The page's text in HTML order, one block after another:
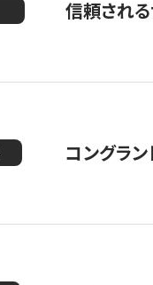
信頼され
コングラ